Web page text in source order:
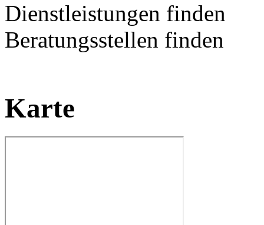
Dienstleistungen finden
Beratungsstellen finden
Karte